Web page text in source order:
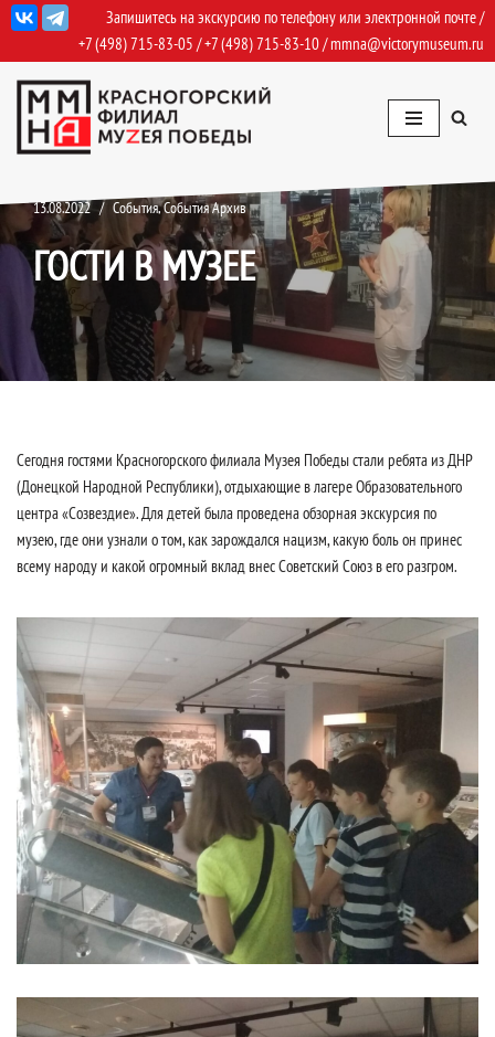
Перейти
к
содержимому
Запишитесь на экскурсию по телефону или электронной почте /
+7 (498) 715-83-05 /+7 (498) 715-83-10/mmna@victorymuseum.ru
13.08.2022 События,События Архив
ГОСТИ В МУЗЕЕ
Сегодня гостями Красногорского филиала Музея Победы стали ребята из ДНР
(Донецкой Народной Республики), отдыхающие в лагере Образовательного
центра «Созвездие». Для детей была проведена обзорная экскурсия по
музею, где они узнали о том, как зарождался нацизм, какую боль он принес
всему народу и какой огромный вклад внес Советский Союз в его разгром.